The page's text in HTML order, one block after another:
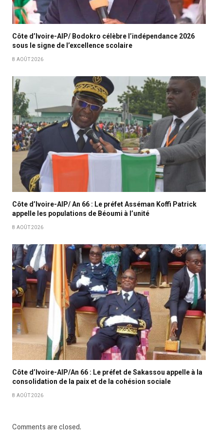
Côte d’Ivoire-AIP/ Bodokro célèbre l’indépendance 2026
sous le signe de l’excellence scolaire
8 AOÛT 2026
Côte d’Ivoire-AIP/ An 66 : Le préfet Asséman Koffi Patrick
appelle les populations de Béoumi à l’unité
8 AOÛT 2026
Côte d’Ivoire-AIP/An 66 : Le préfet de Sakassou appelle à la
consolidation de la paix et de la cohésion sociale
8 AOÛT 2026
Comments are closed.